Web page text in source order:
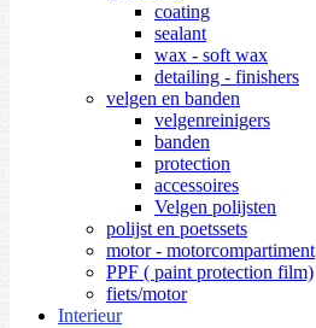
coating
sealant
wax - soft wax
detailing - finishers
velgen en banden
velgenreinigers
banden
protection
accessoires
Velgen polijsten
polijst en poetssets
motor - motorcompartiment
PPF ( paint protection film)
fiets/motor
Interieur